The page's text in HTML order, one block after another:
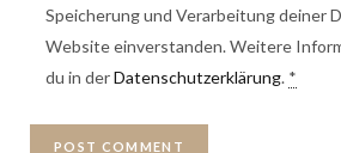
Speicherung und Verarbeitung deiner
Website einverstanden. Weitere
du in derDatenschutzerklärung. *